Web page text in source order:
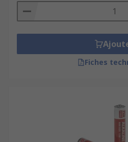
courant. Voici quelques
produits et d'appareils qui
avec des piles AAA :
Télécommandes
Jouets motorisés
Fiches